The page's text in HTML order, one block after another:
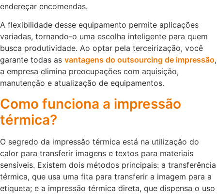
endereçar encomendas.
A flexibilidade desse equipamento permite aplicações
variadas, tornando-o uma escolha inteligente para quem
busca produtividade. Ao optar pela terceirização, você
garante todas as vantagens do outsourcing de impressão,
a empresa elimina preocupações com aquisição,
manutenção e atualização de equipamentos.
Como funciona a impressão
térmica?
O segredo da impressão térmica está na utilização do
calor para transferir imagens e textos para materiais
sensíveis. Existem dois métodos principais: a transferência
térmica, que usa uma fita para transferir a imagem para a
etiqueta; e a impressão térmica direta, que dispensa o uso